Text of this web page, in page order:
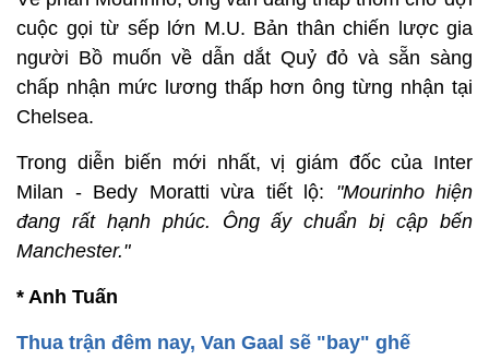
cuộc gọi từ sếp lớn M.U. Bản thân chiến lược gia
người Bồ muốn về dẫn dắt Quỷ đỏ và sẵn sàng
chấp nhận mức lương thấp hơn ông từng nhận tại
Chelsea.
Trong diễn biến mới nhất, vị giám đốc của Inter
Milan - Bedy Moratti vừa tiết lộ: "Mourinho hiện
đang rất hạnh phúc. Ông ấy chuẩn bị cập bến
Manchester."
* Anh Tuấn
Thua trận đêm nay, Van Gaal sẽ "bay" ghế